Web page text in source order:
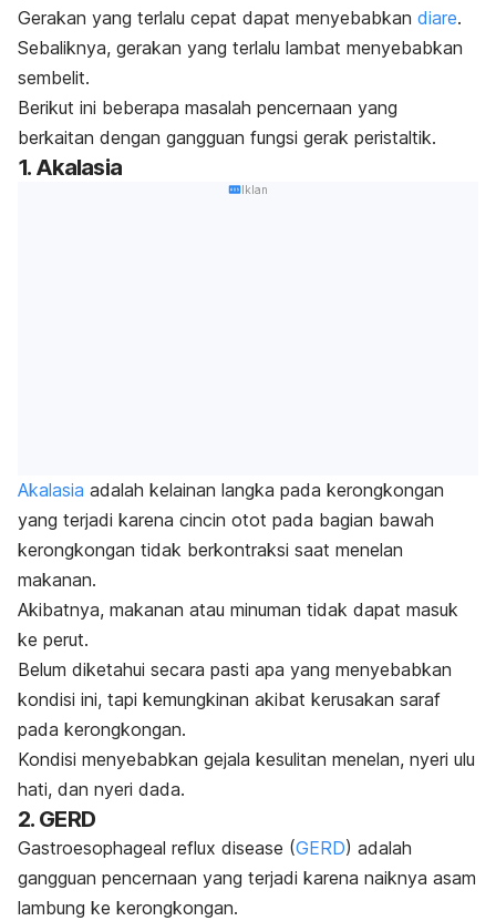
Gerakan yang terlalu cepat dapat menyebabkan diare.
Sebaliknya, gerakan yang terlalu lambat menyebabkan
sembelit.
Berikut ini beberapa masalah pencernaan yang
berkaitan dengan gangguan fungsi gerak peristaltik.
1. Akalasia
Iklan
Akalasia adalah kelainan langka pada kerongkongan
yang terjadi karena cincin otot pada bagian bawah
kerongkongan tidak berkontraksi saat menelan
makanan.
Akibatnya, makanan atau minuman tidak dapat masuk
ke perut.
Belum diketahui secara pasti apa yang menyebabkan
kondisi ini, tapi kemungkinan akibat kerusakan saraf
pada kerongkongan.
Kondisi menyebabkan gejala kesulitan menelan, nyeri ulu
hati, dan nyeri dada.
2. GERD
Gastroesophageal reflux disease (GERD) adalah
gangguan pencernaan yang terjadi karena naiknya asam
lambung ke kerongkongan.